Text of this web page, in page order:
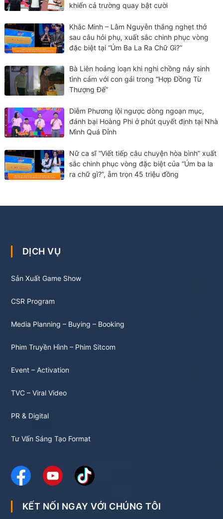
khiến cả trường quay bật cười
Khắc Minh – Lâm Nguyễn thắng nghẹt thở
sau câu hỏi phụ, xuất sắc chinh phục vòng
đặc biệt tại “Úm Ba La Ra Chữ Gì?”
Bà Liên hoảng loạn khi nghi chồng nảy sinh
tình cảm với con gái trong “Hợp Đồng Từ
Thượng Đế”
Diễm Phương lội ngược dòng ngoạn mục,
đánh bại Hoàng Phi ở phút quyết định tại Nhà
Mình Quá Đỉnh
Nữ ca sĩ “Viết tiếp câu chuyện hòa bình” xuất
sắc chinh phục vòng đặc biệt của “Úm ba la
ra chữ gì?”, ẵm trọn 45 triệu đồng
DỊCH VỤ
Sản Xuất Game Show
CSR Program
Media Planning – Buying – Booking
Phim Truyền Hình – Phim Sitcom
Event – Activation
TVC – Viral Video
PR & Digital
Tư Vấn Sáng Tạo Format
KẾT NỐI NGAY VỚI CHÚNG TÔI